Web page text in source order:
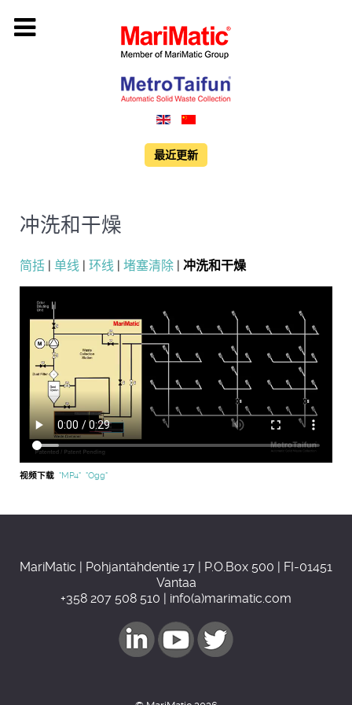
最近更新
冲洗和干燥
简括 | 单线 | 环线 | 堵塞清除 | 冲洗和干燥
视频下载 "MP4" "Ogg"
MariMatic | Pohjantähdentie 17 | P.O.Box 500 | FI-01451
Vantaa
+358 207 508 510 | info(a)marimatic.com